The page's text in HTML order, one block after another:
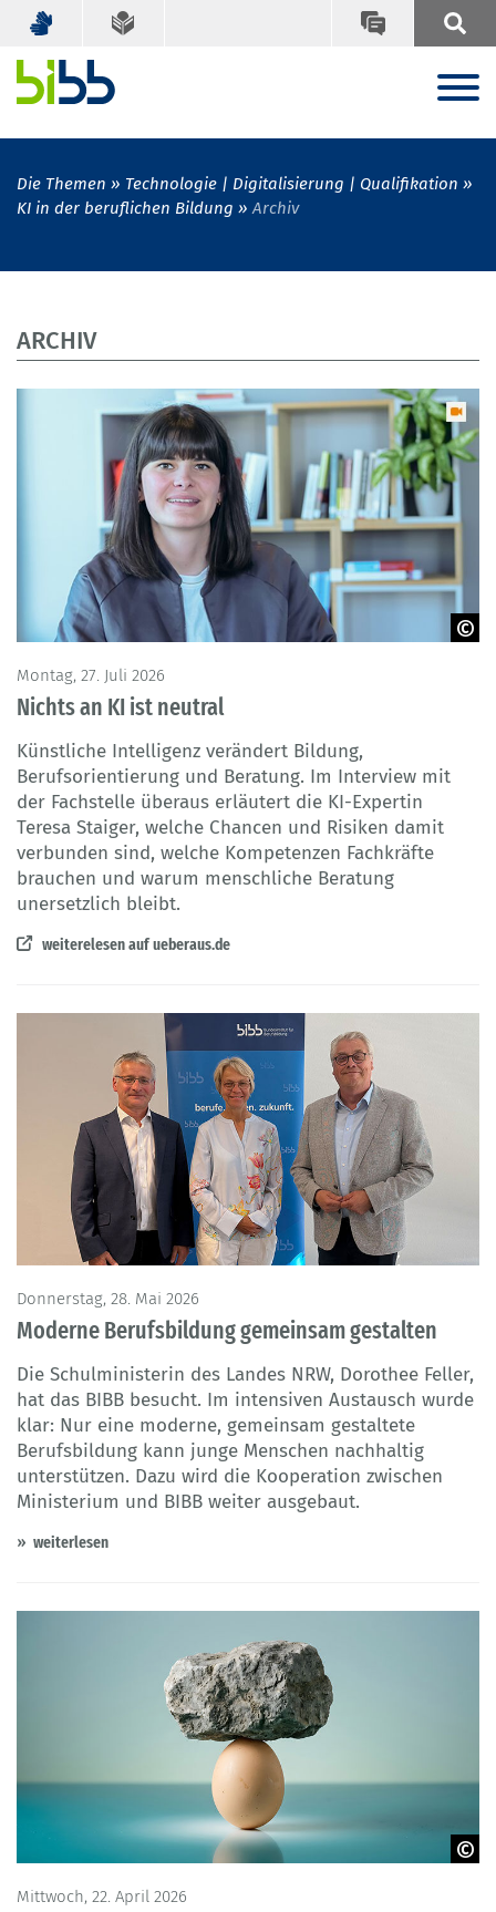
Die Themen
Technologie | Digitalisierung | Qualifikation
KI in der beruflichen Bildung
Archiv
ARCHIV
Montag, 27. Juli 2026
Nichts an KI ist neutral
Künstliche Intelligenz verändert Bildung,
Berufsorientierung und Beratung. Im Interview mit
der Fachstelle überaus erläutert die KI-Expertin
Teresa Staiger, welche Chancen und Risiken damit
verbunden sind, welche Kompetenzen Fachkräfte
brauchen und warum menschliche Beratung
unersetzlich bleibt.
weiterelesen auf ueberaus.de
Donnerstag, 28. Mai 2026
Moderne Berufsbildung gemeinsam gestalten
Die Schulministerin des Landes NRW, Dorothee Feller,
hat das BIBB besucht. Im intensiven Austausch wurde
klar: Nur eine moderne, gemeinsam gestaltete
Berufsbildung kann junge Menschen nachhaltig
unterstützen. Dazu wird die Kooperation zwischen
Ministerium und BIBB weiter ausgebaut.
weiterlesen
Mittwoch, 22. April 2026